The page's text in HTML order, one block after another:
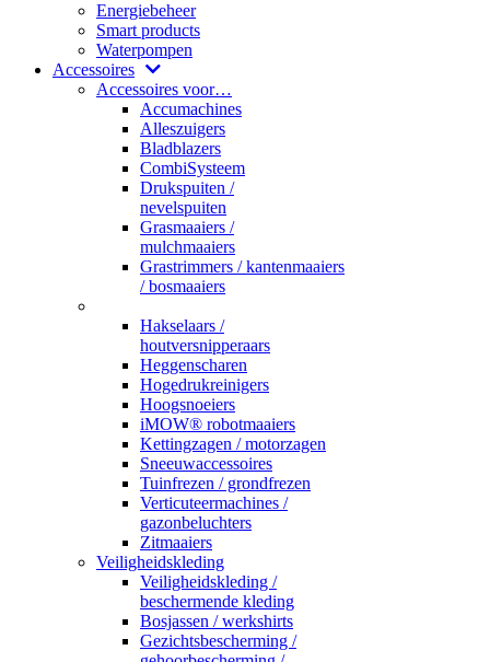
Energiebeheer
Smart products
Waterpompen
Accessoires
Accessoires voor…
Accumachines
Alleszuigers
Bladblazers
CombiSysteem
Drukspuiten /
nevelspuiten
Grasmaaiers /
mulchmaaiers
Grastrimmers / kantenmaaiers
/ bosmaaiers
Hakselaars /
houtversnipperaars
Heggenscharen
Hogedrukreinigers
Hoogsnoeiers
iMOW® robotmaaiers
Kettingzagen / motorzagen
Sneeuwaccessoires
Tuinfrezen / grondfrezen
Verticuteermachines /
gazonbeluchters
Zitmaaiers
Veiligheidskleding
Veiligheidskleding /
beschermende kleding
Bosjassen / werkshirts
Gezichtsbescherming /